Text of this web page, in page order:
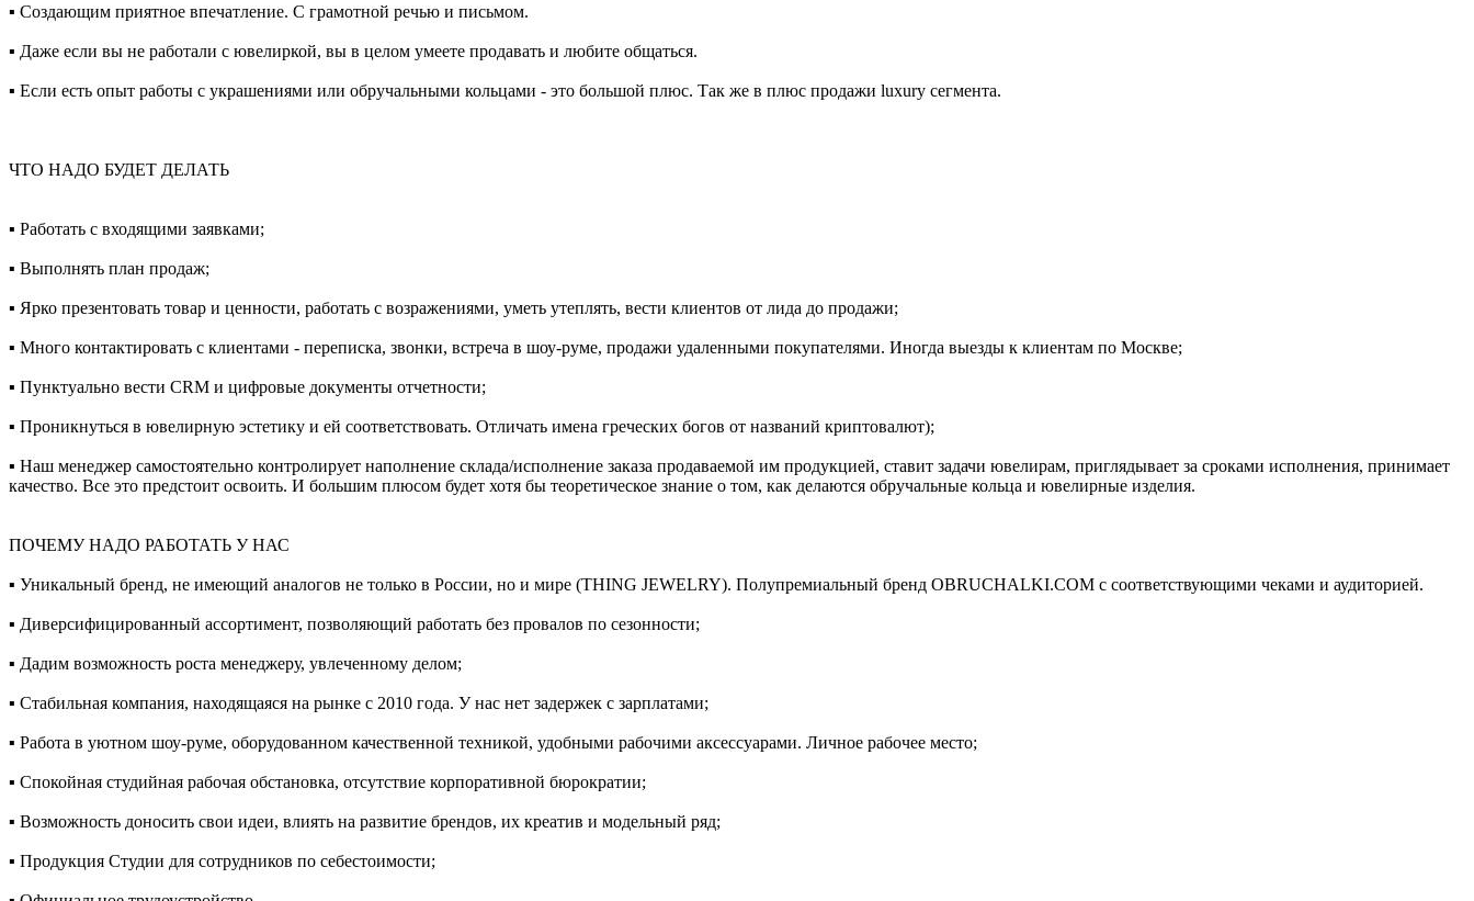
▪️ Создающим приятное впечатление. С грамотной речью и письмом.
▪️ Даже если вы не работали с ювелиркой, вы в целом умеете продавать и любите общаться.
▪️ Если есть опыт работы с украшениями или обручальными кольцами - это большой плюс. Так же в плюс продажи luxury сегмента.
ЧТО НАДО БУДЕТ ДЕЛАТЬ
▪️ Работать с входящими заявками;
▪️ Выполнять план продаж;
▪️ Ярко презентовать товар и ценности, работать с возражениями, уметь утеплять, вести клиентов от лида до продажи;
▪️ Много контактировать с клиентами - переписка, звонки, встреча в шоу-руме, продажи удаленными покупателями. Иногда выезды к клиентам по Москве;
▪️ Пунктуально вести CRM и цифровые документы отчетности;
▪️ Проникнуться в ювелирную эстетику и ей соответствовать. Отличать имена греческих богов от названий криптовалют);
▪️ Наш менеджер самостоятельно контролирует наполнение склада/исполнение заказа продаваемой им продукцией, ставит задачи ювелирам, приглядывает за сроками исполнения, принимает
качество. Все это предстоит освоить. И большим плюсом будет хотя бы теоретическое знание о том, как делаются обручальные кольца и ювелирные изделия.
ПОЧЕМУ НАДО РАБОТАТЬ У НАС
▪️ Уникальный бренд, не имеющий аналогов не только в России, но и мире (THING JEWELRY). Полупремиальный бренд OBRUCHALKI.COМ с соответствующими чеками и аудиторией.
▪️ Диверсифицированный ассортимент, позволяющий работать без провалов по сезонности;
▪️ Дадим возможность роста менеджеру, увлеченному делом;
▪️ Стабильная компания, находящаяся на рынке с 2010 года. У нас нет задержек с зарплатами;
▪️ Работа в уютном шоу-руме, оборудованном качественной техникой, удобными рабочими аксессуарами. Личное рабочее место;
▪️ Спокойная студийная рабочая обстановка, отсутствие корпоративной бюрократии;
▪️ Возможность доносить свои идеи, влиять на развитие брендов, их креатив и модельный ряд;
▪️ Продукция Студии для сотрудников по себестоимости;